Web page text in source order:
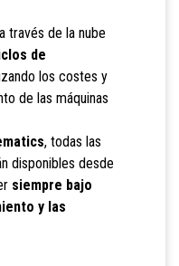
través de la nube
de
los costes y
de las máquinas
, todas las
disponibles desde
siempre bajo
y las